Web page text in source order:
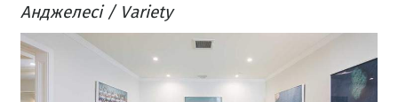
Анджелесі / Variety